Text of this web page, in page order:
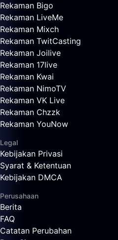
Rekaman Bigo
Rekaman LiveMe
Rekaman Mixch
Rekaman TwitCasting
Rekaman Joilive
Rekaman 17live
Rekaman Kwai
Rekaman NimoTV
Rekaman VK Live
Rekaman Chzzk
Rekaman YouNow
Legal
Kebijakan Privasi
Syarat & Ketentuan
Kebijakan DMCA
Perusahaan
Berita
FAQ
Catatan Perubahan